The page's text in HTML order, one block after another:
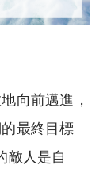
向前邁進，
最終目標
敵人是自